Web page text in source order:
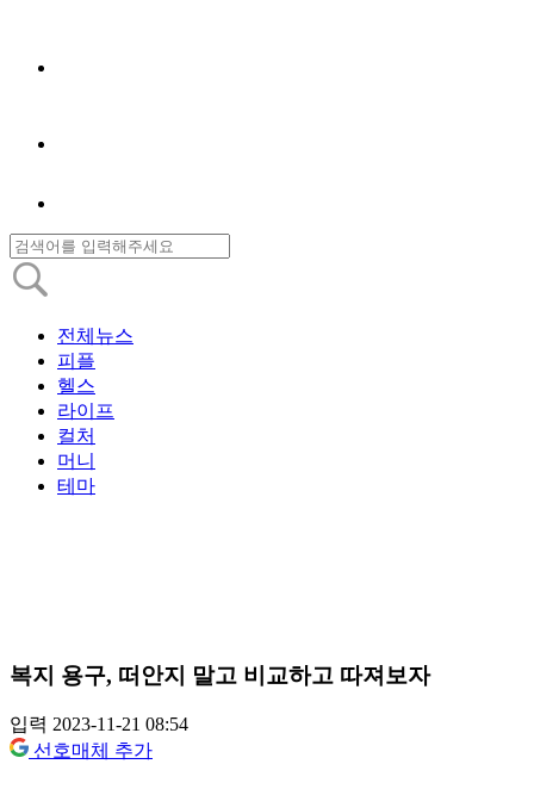
전체뉴스
피플
헬스
라이프
컬처
머니
테마
복지 용구, 떠안지 말고 비교하고 따져보자
입력 2023-11-21 08:54
선호매체 추가